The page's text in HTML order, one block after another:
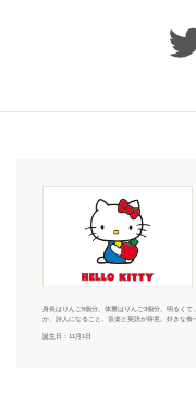
身長はりんご5個分。体重はりんご3個分。明るく
か、詩人になること。音楽と英語が得意。好きな食
誕生日：11月1日